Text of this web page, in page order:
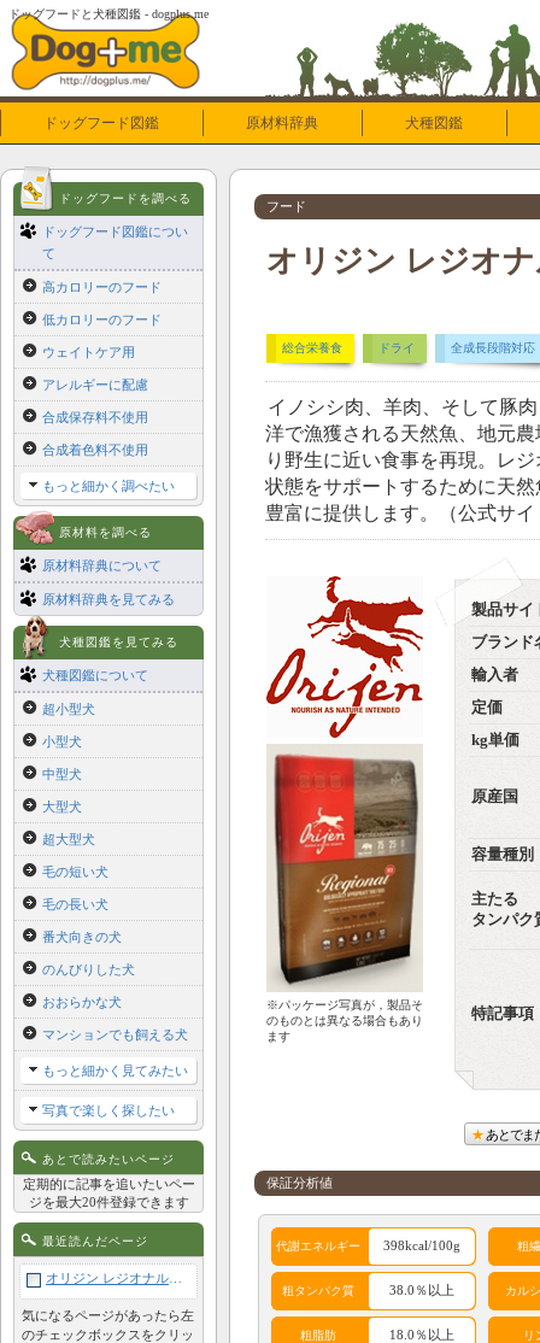
ドッグフードと犬種図鑑 - dogplus.me
ドッグフード図鑑 原材料辞典 犬種図鑑
フード
オリジン レジオ
総合栄養食 ドライ 全成長段階対応
イノシシ肉、羊肉、そして豚
洋で漁獲される天然魚、地元
り野生に近い食事を再現。レ
状態をサポートするために天
豊富に提供します。（公式サ
※パッケージ写真が，製品そ
のものとは異なる場合もあり
ます
製品サイ
ブランド
輸入者
定価
kg単価
原産国
容量種別
主たる
タンパク
特記事項
あとでま
保証分析値
代謝エネルギー 398kcal/100g 粗
粗タンパク質 38.0％以上 カル
粗脂肪 18.0％以上 リ
ドッグフードを調べる
ドッグフード図鑑につい
て
高カロリーのフード
低カロリーのフード
ウェイトケア用
アレルギーに配慮
合成保存料不使用
合成着色料不使用
もっと細かく調べたい
原材料を調べる
原材料辞典について
原材料辞典を見てみる
犬種図鑑を見てみる
犬種図鑑について
超小型犬
小型犬
中型犬
大型犬
超大型犬
毛の短い犬
毛の長い犬
番犬向きの犬
のんびりした犬
おおらかな犬
マンションでも飼える犬
もっと細かく見てみたい
写真で楽しく探したい
あとで読みたいページ
定期的に記事を追いたいペー
ジを最大20件登録できます
最近読んだページ
気になるページがあったら左
のチェックボックスをクリッ